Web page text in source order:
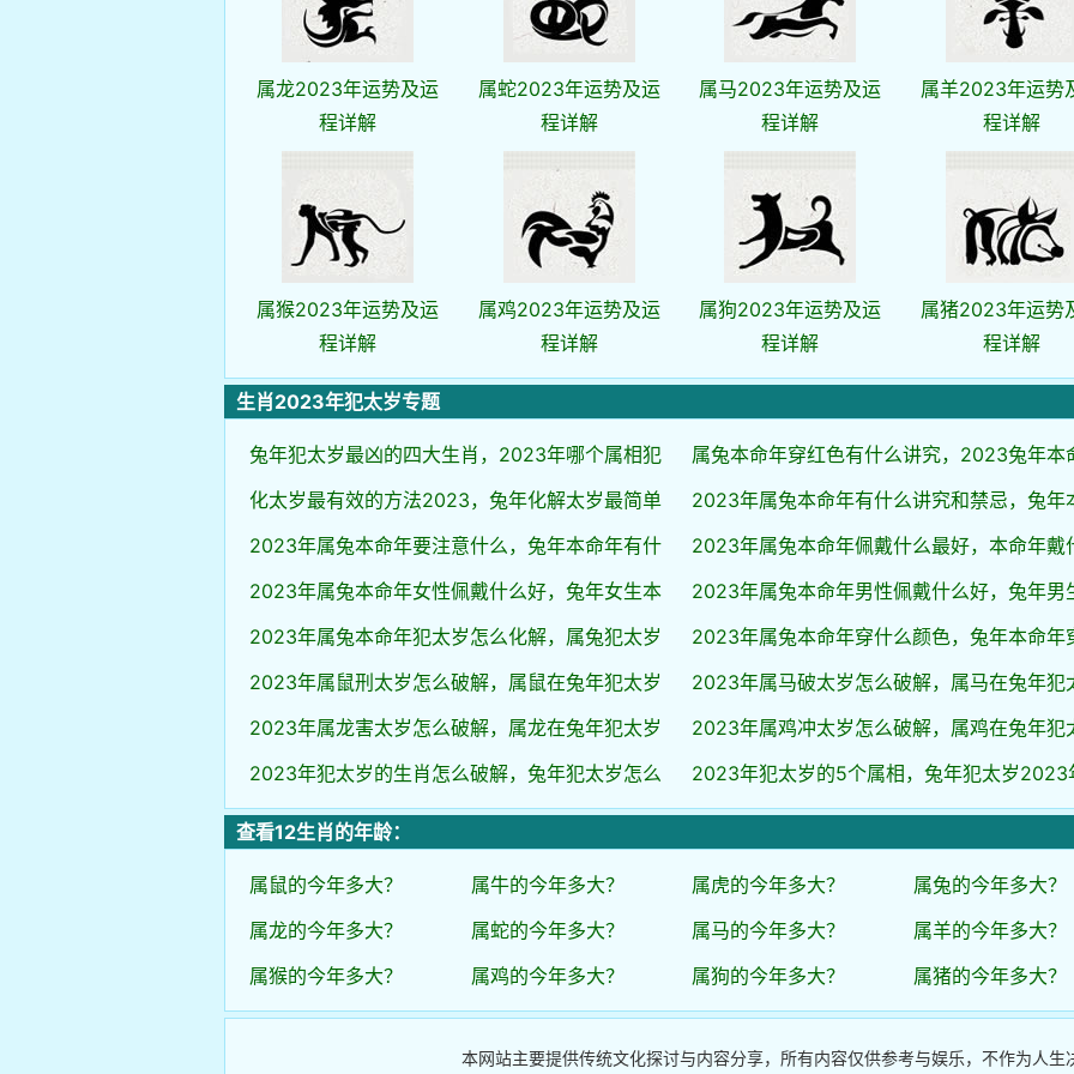
属龙2023年运势及运
程详解
属蛇2023年运势及运
程详解
属马2023年运势及运
程详解
属羊2023年运势
程详解
属猴2023年运势及运
程详解
属鸡2023年运势及运
程详解
属狗2023年运势及运
程详解
属猪2023年运势
程详解
生肖2023年犯太岁专题
兔年犯太岁最凶的四大生肖，2023年哪个属相犯
属兔本命年穿红色有什么讲究，2023兔年本
化太岁最有效的方法2023，兔年化解太岁最简单
2023年属兔本命年有什么讲究和禁忌，兔年
2023年属兔本命年要注意什么，兔年本命年有什
2023年属兔本命年佩戴什么最好，本命年戴
2023年属兔本命年女性佩戴什么好，兔年女生本
2023年属兔本命年男性佩戴什么好，兔年男
2023年属兔本命年犯太岁怎么化解，属兔犯太岁
2023年属兔本命年穿什么颜色，兔年本命年
2023年属鼠刑太岁怎么破解，属鼠在兔年犯太岁
2023年属马破太岁怎么破解，属马在兔年犯
2023年属龙害太岁怎么破解，属龙在兔年犯太岁
2023年属鸡冲太岁怎么破解，属鸡在兔年犯
2023年犯太岁的生肖怎么破解，兔年犯太岁怎么
2023年犯太岁的5个属相，兔年犯太岁2023
查看12生肖的年龄：
属鼠的今年多大？ 属牛的今年多大？ 属虎的今年多大？
属兔的今年多大？
属龙的今年多大？
属蛇的今年多大？ 属马的今年多大？
属羊的今年多大？
属猴的今年多大？
属鸡的今年多大？ 属狗的今年多大？ 属猪的今年多大？
本网站主要提供传统文化探讨与内容分享，所有内容仅供参考与娱乐，不作为人生